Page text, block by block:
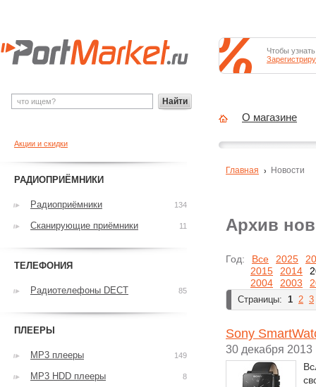
Архив
Год: Все 2025
2015
2014
2004
2003
Страницы: 1 2 3
Sony
30 декабря 2013
Главная Новости
Акции и скидки
РАДИОПРИЁМНИКИ
Радиоприёмники 134
Сканирующие приёмники 11
ТЕЛЕФОНИЯ
Радиотелефоны DECT 85
ПЛЕЕРЫ
MP3 плееры 149
MP3 HDD плееры 8
Найти
Чтобы
О магазине